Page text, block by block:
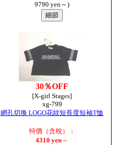
9790 yen～)
30％OFF
[X-girl Stages]
xg-799
網孔切換 LOGO花紋短長度短袖T恤
特價（含稅）：
4310 yen～